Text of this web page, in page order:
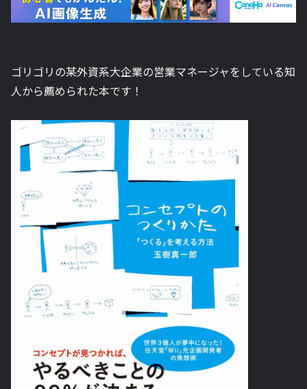
ゴリゴリの某外資系大企業の営業マネージャをしている知
人から薦められた本です！